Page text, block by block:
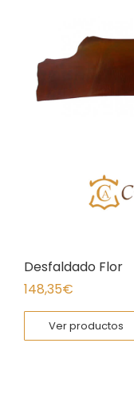
Desfaldado Flor
148,35€
Ver productos